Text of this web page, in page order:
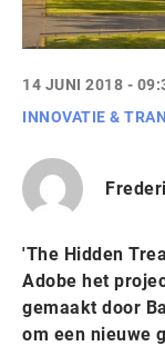
14 JUNI 2018 -
INNOVATIE &
'The Hidden
Adobe het
gemaakt door
om een nieuwe